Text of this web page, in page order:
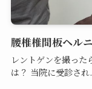
腰椎椎間板ヘル
レントゲンを撮った
は？ 当院に受診さ